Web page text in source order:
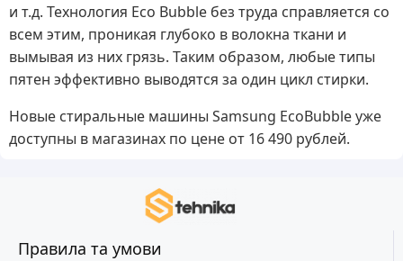
и т.д. Технология Eco Bubble без труда справляется со
всем этим, проникая глубоко в волокна ткани и
вымывая из них грязь. Таким образом, любые типы
пятен эффективно выводятся за один цикл стирки.
Новые стиральные машины Samsung EcoBubble уже
доступны в магазинах по цене от 16 490 рублей.
Правила та умови